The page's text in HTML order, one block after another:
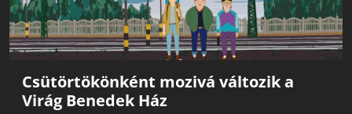
Csütörtökönként mozivá változik a
Virág Benedek Ház